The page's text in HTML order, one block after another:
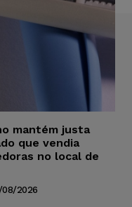
mantém justa
que vendia
no local de
2026